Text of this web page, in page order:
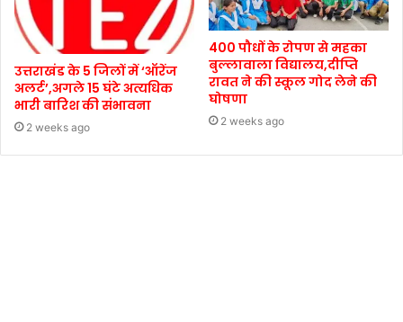
उत्तराखंड के 5 जिलों में ‘ऑरेंज
अलर्ट’,अगले 15 घंटे अत्यधिक
भारी बारिश की संभावना
2 weeks ago
400 पौधों के रोपण से महका
बुल्लावाला विद्यालय,दीप्ति
रावत ने की स्कूल गोद लेने की
घोषणा
2 weeks ago